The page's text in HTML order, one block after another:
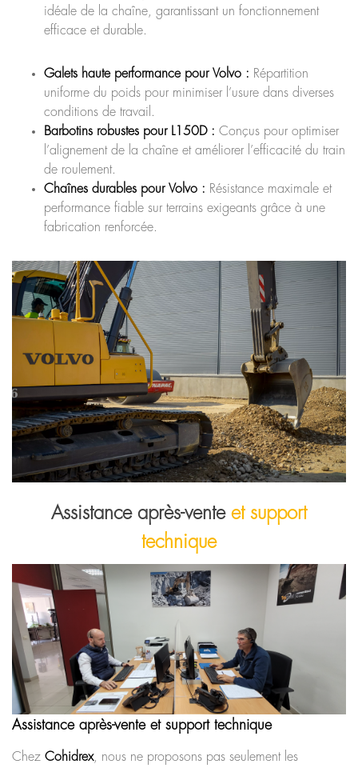
idéale de la chaîne, garantissant un fonctionnement
efficace et durable.
Galets haute performance pour Volvo : Répartition
uniforme du poids pour minimiser l’usure dans diverses
conditions de travail.
Barbotins robustes pour L150D : Conçus pour optimiser
l’alignement de la chaîne et améliorer l’efficacité du train
de roulement.
Chaînes durables pour Volvo : Résistance maximale et
performance fiable sur terrains exigeants grâce à une
fabrication renforcée.
Assistance après-vente et support
technique
Assistance après-vente et support technique
Chez Cohidrex, nous ne proposons pas seulement les